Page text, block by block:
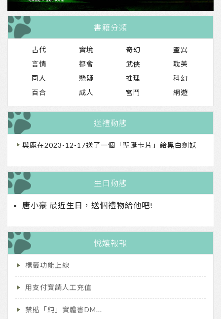
書籍分類
古代 實境 奇幻
靈異
言情
都會 武俠
耽美
同人
懸疑 推理
科幻
百合
成人 宮鬥 網遊
送禮動態
patricia雪在2024-04-30送了一個「中秋節月餅」給冷音
與鹿在2023-12-17送了一個「聖誕卡片」給黑白劍妖
與鹿在2023-12-17送了一個「聖誕卡片」給黑白劍妖
钟芷欣在2023-08-22送了一個「粽子」給春日宴
生日動態
唐小豪 最近生日，送個禮物給他吧!
悅孃報報
標籤功能上線
用支付寶請人工充值
禁貼「純」實體書DM...